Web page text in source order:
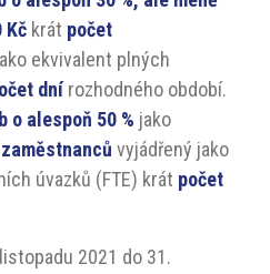
Kč krát počet
ekvivalent plných
dnírozhodného období.
o alespoň 50 % jako
vyjádřený jako
úvazků (FTE) krát počet
2021 do 31.